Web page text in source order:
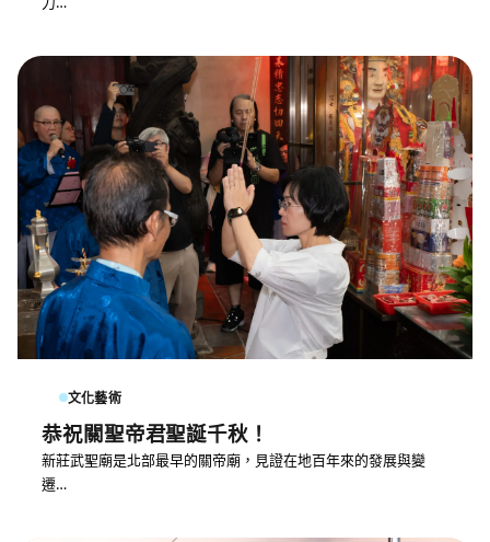
文化藝術
恭祝關聖帝君聖誕千秋！
新莊武聖廟是北部最早的關帝廟，見證在地百年來的發展與變
遷…